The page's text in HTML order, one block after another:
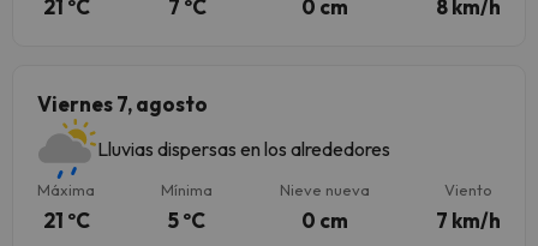
21 ºC 7 ºC 0 cm 8 km/h
Viernes 7, agosto
Lluvias dispersas en los alrededores
Máxima
21 ºC
Mínima
5 ºC
Nieve nueva
0 cm
Viento
7 km/h